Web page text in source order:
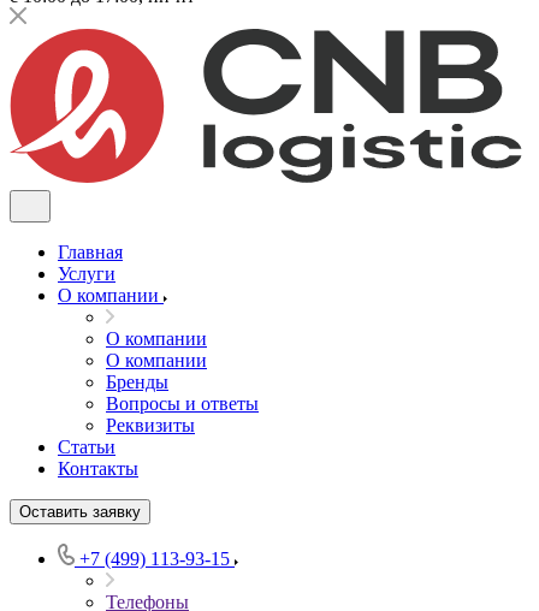
Главная
Услуги
О компании
О компании
О компании
Бренды
Вопросы и ответы
Реквизиты
Статьи
Контакты
Оставить заявку
+7 (499) 113-93-15
Телефоны